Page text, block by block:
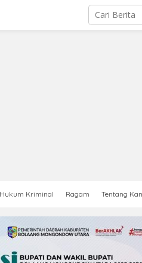
Hukum Kriminal Ragam Tentang